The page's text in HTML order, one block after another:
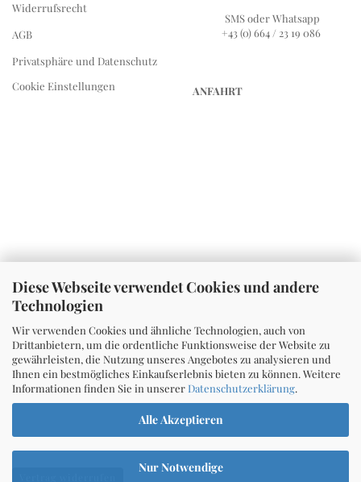
Diese Webseite verwendet Cookies und andere
Technologien
Wir verwenden Cookies und ähnliche Technologien, auch von
Drittanbietern, um die ordentliche Funktionsweise der Website zu
gewährleisten, die Nutzung unseres Angebotes zu analysieren und
Ihnen ein bestmögliches Einkaufserlebnis bieten zu können. Weitere
Informationen finden Sie in unserer Datenschutzerklärung.
Alle Akzeptieren
Nur Notwendige
Widerrufsrecht
AGB
Privatsphäre und Datenschutz
Cookie Einstellungen
SMS oder Whatsapp
+43 (0) 664 / 23 19 086
ANFAHRT